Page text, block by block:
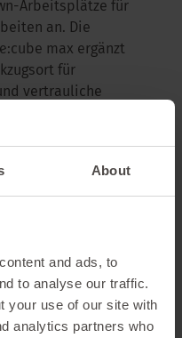
About
and ads, to
to analyse our traffic.
your use of our site with
analytics partners who
Arbeitsplätze für
an. Die
max ergänzt
für
vertrauliche
Bereich und eine
,“ erklärt
Stoffbahnen und
ihre
und
Fläche wurde
in dem